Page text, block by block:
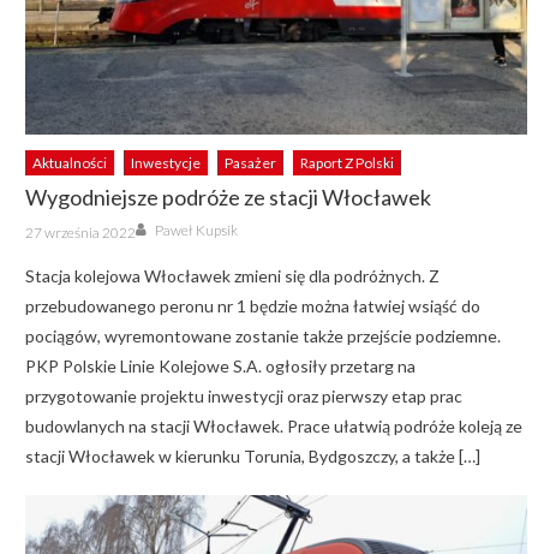
Aktualności Inwestycje Pasażer Raport Z Polski
Wygodniejsze podróże ze stacji Włocławek
Posted
on
27 września 2022 Author
Paweł Kupsik
Stacja kolejowa Włocławek zmieni się dla podróżnych. Z
przebudowanego peronu nr 1 będzie można łatwiej wsiąść do
pociągów, wyremontowane zostanie także przejście podziemne.
PKP Polskie Linie Kolejowe S.A. ogłosiły przetarg na
przygotowanie projektu inwestycji oraz pierwszy etap prac
budowlanych na stacji Włocławek. Prace ułatwią podróże koleją ze
stacji Włocławek w kierunku Torunia, Bydgoszczy, a także […]